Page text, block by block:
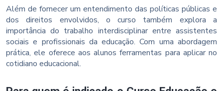
Além de fornecer um entendimento das políticas públicas e
dos direitos envolvidos, o curso também explora a
importância do trabalho interdisciplinar entre assistentes
sociais e profissionais da educação. Com uma abordagem
prática, ele oferece aos alunos ferramentas para aplicar no
cotidiano educacional.